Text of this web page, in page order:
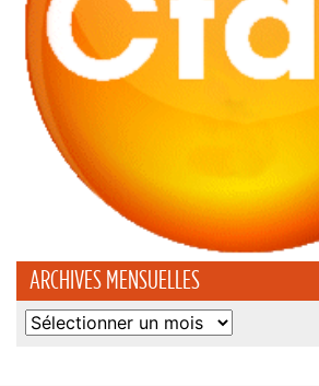
ARCHIVES MENSUELLES
Archives